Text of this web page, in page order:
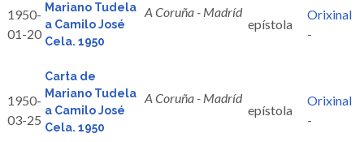
1950-
01-20
Mariano Tudela
a Camilo José
Cela. 1950
A Coruña - Madríd
epístola
Orixinal
-
1950-
03-25
Carta de
Mariano Tudela
a Camilo José
Cela. 1950
A Coruña - Madríd
epístola
Orixinal
-